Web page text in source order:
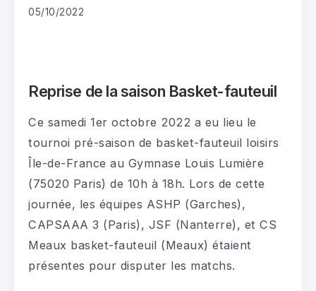
05/10/2022
Reprise de la saison Basket-fauteuil
Ce samedi 1er octobre 2022 a eu lieu le
tournoi pré-saison de basket-fauteuil loisirs
Île-de-France au Gymnase Louis Lumière
(75020 Paris) de 10h à 18h. Lors de cette
journée, les équipes ASHP (Garches),
CAPSAAA 3 (Paris), JSF (Nanterre), et CS
Meaux basket-fauteuil (Meaux) étaient
présentes pour disputer les matchs.